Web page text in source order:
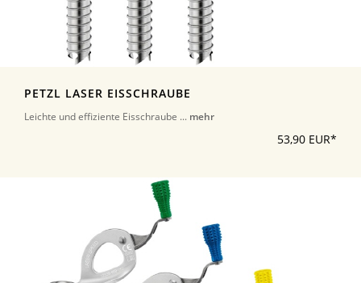
PETZL LASER EISSCHRAUBE
Leichte und effiziente Eisschraube ... mehr
53,90 EUR*